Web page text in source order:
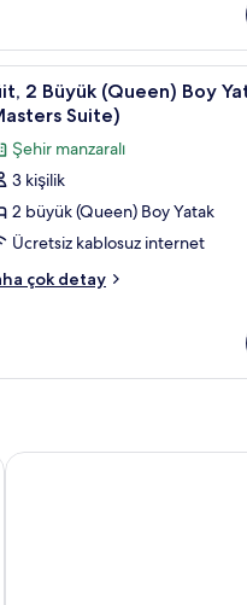
İnternet, ayrı ayrı dekore edilmiş
ayrı dekore edilmiş
2 2 Büyük (Queen) Boy
Suite)
Şehir manzaralı
3 kişilik
2 büyük (Queen) Boy Yatak
Ücretsiz kablosuz internet
çok detay
ANDAZ SEOUL